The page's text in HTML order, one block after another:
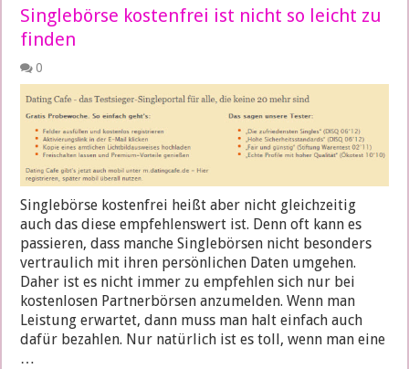
Singlebörse kostenfrei ist nicht so leicht zu
finden
0
Singlebörse kostenfrei heißt aber nicht gleichzeitig
auch das diese empfehlenswert ist. Denn oft kann es
passieren, dass manche Singlebörsen nicht besonders
vertraulich mit ihren persönlichen Daten umgehen.
Daher ist es nicht immer zu empfehlen sich nur bei
kostenlosen Partnerbörsen anzumelden. Wenn man
Leistung erwartet, dann muss man halt einfach auch
dafür bezahlen. Nur natürlich ist es toll, wenn man eine
…